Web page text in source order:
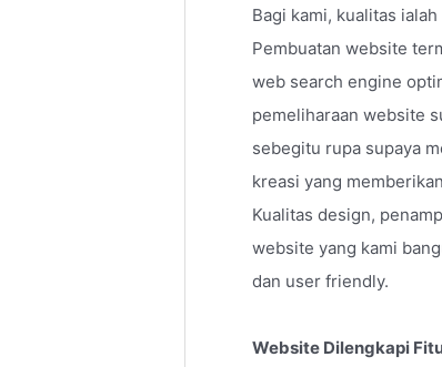
Bagi kami, kualitas
Pembuatan website
web search engine
pemeliharaan website
sebegitu rupa supaya
kreasi yang
Kualitas design,
website yang kami
dan user friendly.
Website Dilengkapi